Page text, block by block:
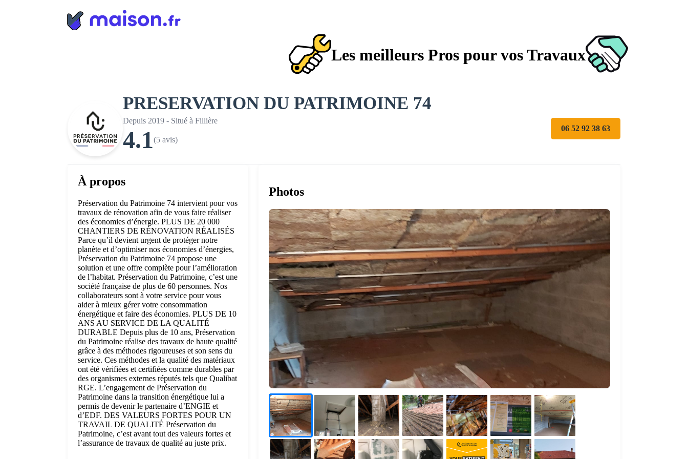
Les meilleurs Pros pour vos Travaux
PRESERVATION DU PATRIMOINE 74
Depuis 2019 - Situé à Fillière
4.1(5 avis)
06 52 92 38 63
À propos
Préservation du Patrimoine 74 intervient pour vos
travaux de rénovation afin de vous faire réaliser
des économies d’énergie. PLUS DE 20 000
CHANTIERS DE RÉNOVATION RÉALISÉS
Parce qu’il devient urgent de protéger notre
planète et d’optimiser nos économies d’énergies,
Préservation du Patrimoine 74 propose une
solution et une offre complète pour l’amélioration
de l’habitat. Préservation du Patrimoine, c’est une
société française de plus de 60 personnes. Nos
collaborateurs sont à votre service pour vous
aider à mieux gérer votre consommation
énergétique et faire des économies. PLUS DE 10
ANS AU SERVICE DE LA QUALITÉ
DURABLE Depuis plus de 10 ans, Préservation
du Patrimoine réalise des travaux de haute qualité
grâce à des méthodes rigoureuses et son sens du
service. Ces méthodes et la qualité des matériaux
ont été vérifiées et certifiées comme durables par
des organismes externes réputés tels que Qualibat
RGE. L’engagement de Préservation du
Patrimoine dans la transition énergétique lui a
permis de devenir le partenaire d’ENGIE et
d’EDF. DES VALEURS FORTES POUR UN
TRAVAIL DE QUALITÉ Préservation du
Patrimoine, c’est avant tout des valeurs fortes et
l’assurance de travaux de qualité au juste prix.
Photos